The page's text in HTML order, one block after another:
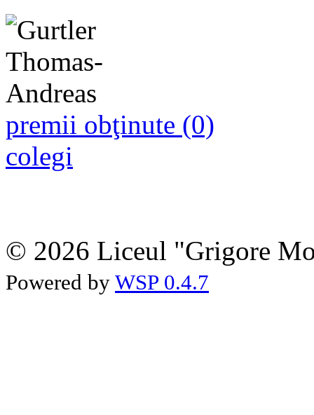
premii obţinute (0)
colegi
© 2026 Liceul "Grigore
Powered by WSP 0.4.7